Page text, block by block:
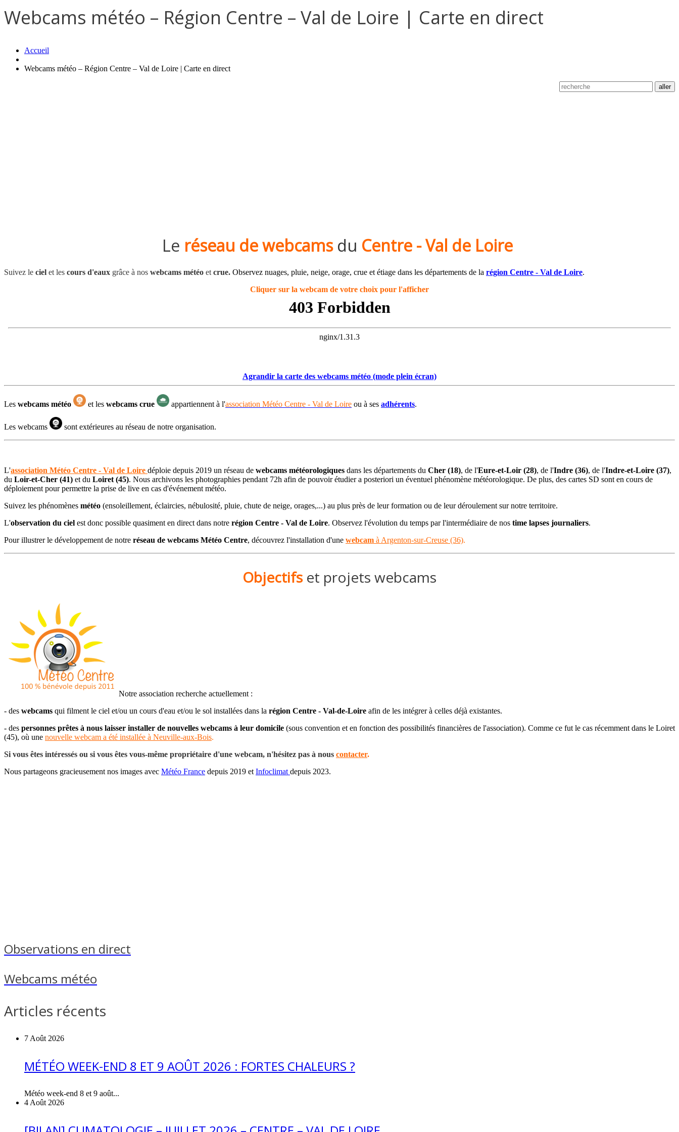
Webcams météo – Région Centre – Val de Loire | Carte en direct
Accueil
Webcams météo – Région Centre – Val de Loire | Carte en direct
Le réseau de webcams du Centre - Val de Loire
Suivez le ciel et les cours d'eaux grâce à nos webcams météo et crue. Observez nuages, pluie, neige, orage, crue et étiage dans les départements de la région Centre - Val de Loire.
Cliquer sur la webcam de votre choix pour l'afficher
Agrandir la carte des webcams météo (mode plein écran)
Les webcams météo et les webcams crue appartiennent à l'association Météo Centre - Val de Loire ou à ses adhérents.
Les webcams sont extérieures au réseau de notre organisation.
L'association Météo Centre - Val de Loire déploie depuis 2019 un réseau de webcams météorologiques dans les départements du Cher (18), de l'Eure-et-Loir (28), de l'Indre (36), de l'Indre-et-Loire (37),
du Loir-et-Cher (41) et du Loiret (45). Nous archivons les photographies pendant 72h afin de pouvoir étudier a posteriori un éventuel phénomène météorologique. De plus, des cartes SD sont en cours de
déploiement pour permettre la prise de live en cas d'événement météo.
Suivez les phénomènes météo (ensoleillement, éclaircies, nébulosité, pluie, chute de neige, orages,...) au plus près de leur formation ou de leur déroulement sur notre territoire.
L'observation du ciel est donc possible quasiment en direct dans notre région Centre - Val de Loire. Observez l'évolution du temps par l'intermédiaire de nos time lapses journaliers.
Pour illustrer le développement de notre réseau de webcams Météo Centre, découvrez l'installation d'une webcam à Argenton-sur-Creuse (36).
Objectifs et projets webcams
Notre association recherche actuellement :
- des webcams qui filment le ciel et/ou un cours d'eau et/ou le sol installées dans la région Centre - Val-de-Loire afin de les intégrer à celles déjà existantes.
- des personnes prêtes à nous laisser installer de nouvelles webcams à leur domicile (sous convention et en fonction des possibilités financières de l'association). Comme ce fut le cas récemment dans le Loiret
(45), où une nouvelle webcam a été installée à Neuville-aux-Bois.
Si vous êtes intéressés ou si vous êtes vous-même propriétaire d'une webcam, n'hésitez pas à nous contacter.
Nous partageons gracieusement nos images avec Météo France depuis 2019 et Infoclimat depuis 2023.
Observations en direct
Webcams météo
Articles récents
7 Août 2026
MÉTÉO WEEK-END 8 ET 9 AOÛT 2026 : FORTES CHALEURS ?
Météo week-end 8 et 9 août...
4 Août 2026